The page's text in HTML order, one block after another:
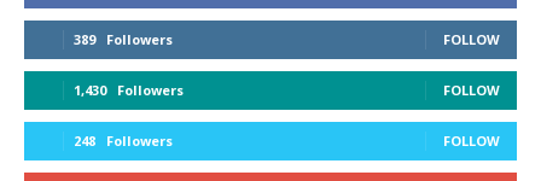
389 Followers FOLLOW
1,430 Followers FOLLOW
248 Followers FOLLOW